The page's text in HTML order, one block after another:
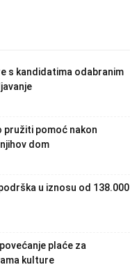
s kandidatima odabranim
pomoć nakon
dom
u iznosu od 138.000
plaće za
kulture